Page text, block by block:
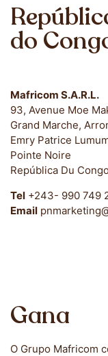
do
Mafricom S.A.R.L.
93, Avenue Moe
Grand Marche,
Emry Patrice
Pointe Noire
República Du
Tel +243- 990 749
Email
Gana
O Grupo Mafricom